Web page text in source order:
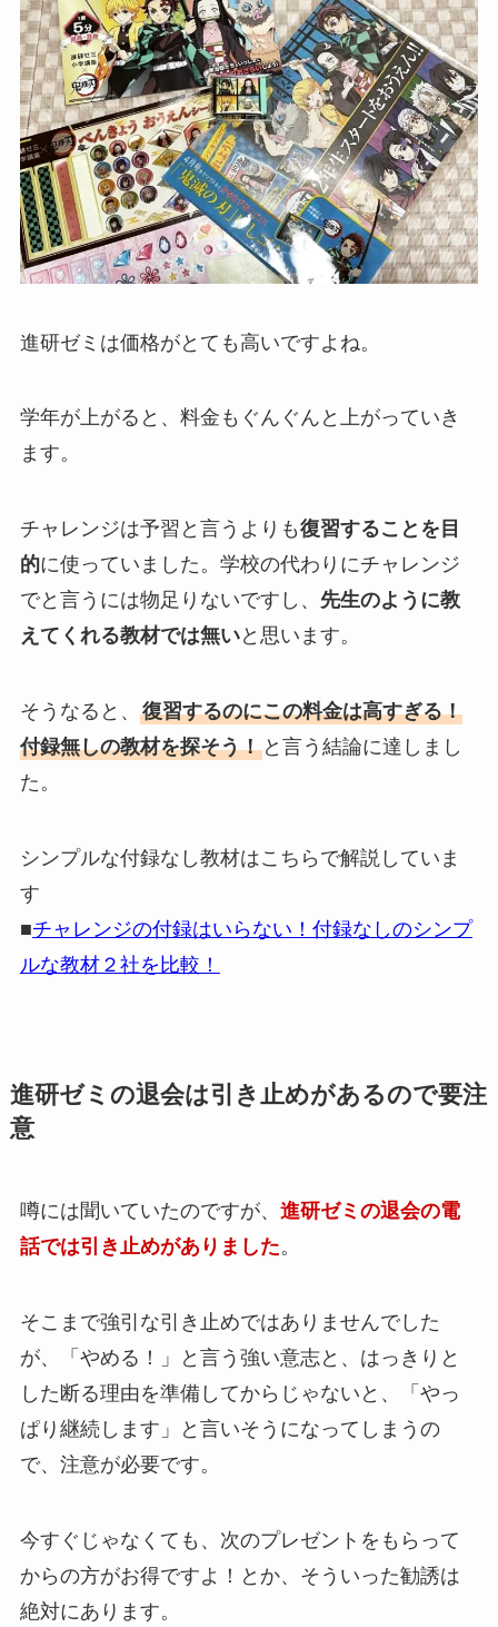
進研ゼミは価格がとても高いですよね。
学年が上がると、料金もぐんぐんと上がっていき
ます。
チャレンジは予習と言うよりも復習することを目
的に使っていました。 学校の代わりにチャレンジ
でと言うには物足りないですし、 先生のように教
えてくれる教材では無いと思います。
そうなると、 復習するのにこの料金は高すぎる！
付録無しの教材を探そう！と言う結論に達しまし
た。
シンプルな付録なし教材はこちらで解説していま
す
■チャレンジの付録はいらない！付録なしのシンプ
ルな教材２社を比較！
進研ゼミの退会は引き止めがあるので要注
意
噂には聞いていたのですが、 進研ゼミの退会の電
話では引き止めがありました。
そこまで強引な引き止めではありませんでした
が、
「やめる！」と言う強い意志と、はっきりと
した断る理由を準備してからじゃないと、「やっ
ぱり継続します」と言いそうになってしまう の
で、注意が必要です。
今すぐじゃなくても、次のプレゼントをもらって
からの方がお得ですよ！とか、そういった勧誘は
絶対にあります。